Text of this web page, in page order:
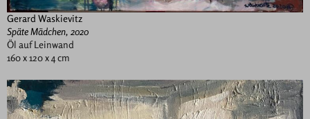
Gerard Waskievitz
Späte Mädchen, 2020
Öl auf Leinwand
160 x 120 x 4 cm